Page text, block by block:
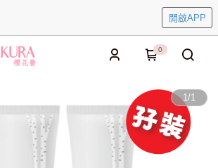
開啟APP
0
1/1